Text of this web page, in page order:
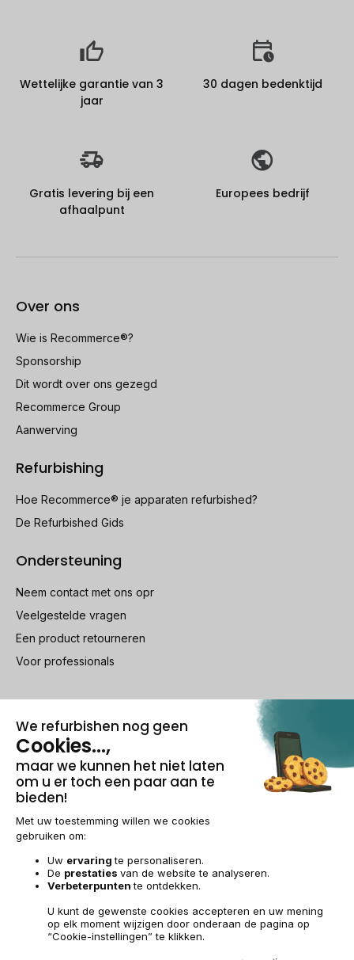
Wettelijke garantie van 3
jaar
30 dagen bedenktijd
Gratis levering bij een
afhaalpunt
Europees bedrijf
Over ons
Wie is Recommerce®?
Sponsorship
Dit wordt over ons gezegd
Recommerce Group
Aanwerving
Refurbishing
Hoe Recommerce® je apparaten refurbished?
De Refurbished Gids
Ondersteuning
Neem contact met ons opr
Veelgestelde vragen
Een product retourneren
Voor professionals
100% beveiligde betaling
Wettelijke vermeldingen & AGBeheer van cookies
Algemene verkoopvoorwaarden
Toegankelijkheid
© 2009-2026 RECOMMERCE - Alle rechten voorbehouden.